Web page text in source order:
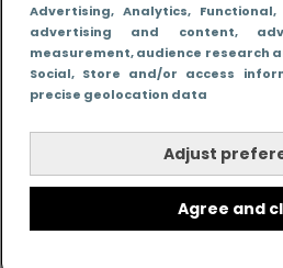
Advertising, Analytics, Functional,
advertising and content,
measurement, audience research
Social, Store and/or access
precise geolocation data
Adjust
Agree and